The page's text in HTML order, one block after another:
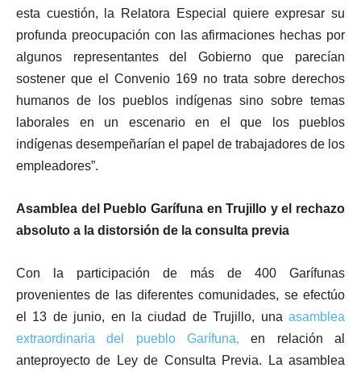
esta cuestión, la Relatora Especial quiere expresar su
profunda preocupación con las afirmaciones hechas por
algunos representantes del Gobierno que parecían
sostener que el Convenio 169 no trata sobre derechos
humanos de los pueblos indígenas sino sobre temas
laborales en un escenario en el que los pueblos
indígenas desempeñarían el papel de trabajadores de los
empleadores”.
Asamblea del Pueblo Garífuna en Trujillo y el rechazo
absoluto a la distorsión de la consulta previa
Con la participación de más de 400 Garífunas
provenientes de las diferentes comunidades, se efectúo
el 13 de junio, en la ciudad de Trujillo, una asamblea
extraordinaria del pueblo Garífuna, en relación al
anteproyecto de Ley de Consulta Previa. La asamblea